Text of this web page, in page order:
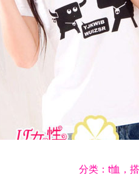
分类： t恤 ，